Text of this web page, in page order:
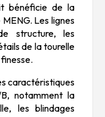
bénéficie de la
Les lignes
structure, les
de la tourelle
caractéristiques
notamment la
les blindages